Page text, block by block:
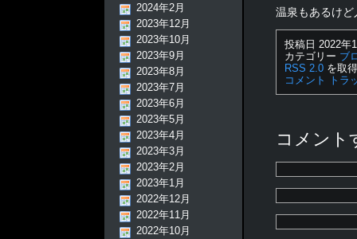
温泉もあるけ
投稿日 2022年
カテゴリー ブ
RSS 2.0 を取
コメント
トラ
コメント
2024年2月
2023年12月
2023年10月
2023年9月
2023年8月
2023年7月
2023年6月
2023年5月
2023年4月
2023年3月
2023年2月
2023年1月
2022年12月
2022年11月
2022年10月